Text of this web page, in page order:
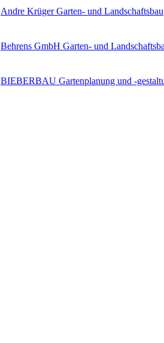
Andre Krüger Garten- und Landschaftsbau
Behrens GmbH Garten- und
BIEBERBAU Gartenplanung und -